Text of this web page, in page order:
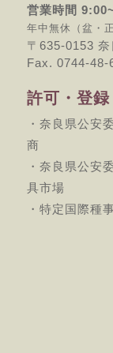
営業時間
年中無休（盆・
〒635-0153
Fax. 0744-48-
許可・登録
・奈良県公安
商
・奈良県公安
具市場
・特定国際種